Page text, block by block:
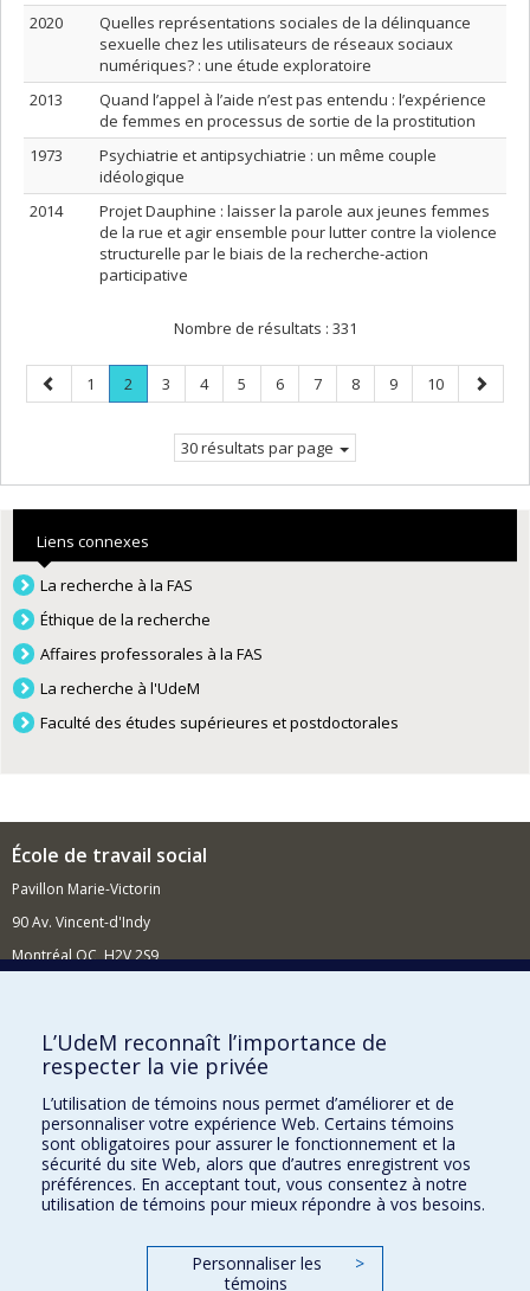
2020
Quelles représentations sociales de la délinquance
sexuelle chez les utilisateurs de réseaux sociaux
numériques? : une étude exploratoire
2013
Quand l’appel à l’aide n’est pas entendu : l’expérience
de femmes en processus de sortie de la prostitution
1973
Psychiatrie et antipsychiatrie : un même couple
idéologique
2014
Projet Dauphine : laisser la parole aux jeunes femmes
de la rue et agir ensemble pour lutter contre la violence
structurelle par le biais de la recherche-action
participative
Nombre de résultats : 331
Page
précédente
Page
1 Page
2
Page
Page
3 Page
4 Page
5 Page
6 Page
7 Page
8 Page
9 Page
10
Page
30 résultats par page
Liens connexes
La recherche à la FAS
Éthique de la recherche
Affaires professorales à la FAS
La recherche à l'UdeM
Faculté des études supérieures et postdoctorales
École de travail social
Pavillon Marie-Victorin
90 Av. Vincent-d'Indy
Montréal QC H2V 2S9
Comment soutenir l'École?
BESOIN D'AIDE?
Plan du site
Signaler une erreur
Accessibilité
FACULTÉ DES ARTS ET DES SCIENCES
Nos départements et écoles
L’UdeM reconnaît l’importance de
respecter la vie privée
L’utilisation de témoins nous permet d’améliorer et de
personnaliser votre expérience Web. Certains témoins
sont obligatoires pour assurer le fonctionnement et la
sécurité du site Web, alors que d’autres enregistrent vos
préférences. En acceptant tout, vous consentez à notre
utilisation de témoins pour mieux répondre à vos besoins.
Personnaliser les
témoins
>